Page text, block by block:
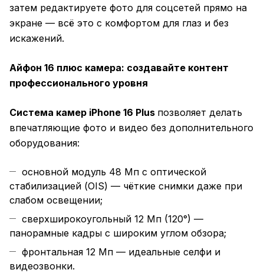
затем редактируете фото для соцсетей прямо на
экране — всё это с комфортом для глаз и без
искажений.
Айфон 16 плюс камера: создавайте контент
профессионального уровня
Система камер iPhone 16 Plus позволяет делать
впечатляющие фото и видео без дополнительного
оборудования:
основной модуль 48 Мп с оптической
стабилизацией (OIS) — чёткие снимки даже при
слабом освещении;
сверхширокоугольный 12 Мп (120°) —
панорамные кадры с широким углом обзора;
фронтальная 12 Мп — идеальные селфи и
видеозвонки.